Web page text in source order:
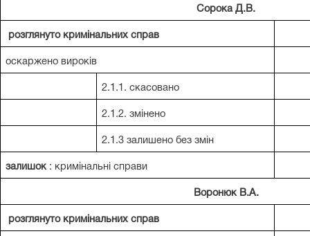
Сорока Д.В.
розглянуто кримінальних справ
оскаржено вироків
2.1.1. скасовано
2.1.2. змінено
2.1.3 залишено без змін
залишок: кримінальні справи
Воронюк В.А.
розглянуто кримінальних справ